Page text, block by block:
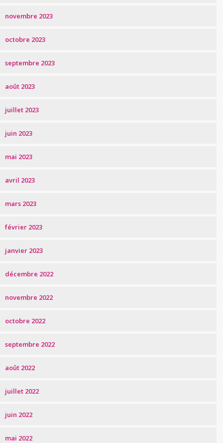
novembre 2023
octobre 2023
septembre 2023
août 2023
juillet 2023
juin 2023
mai 2023
avril 2023
mars 2023
février 2023
janvier 2023
décembre 2022
novembre 2022
octobre 2022
septembre 2022
août 2022
juillet 2022
juin 2022
mai 2022